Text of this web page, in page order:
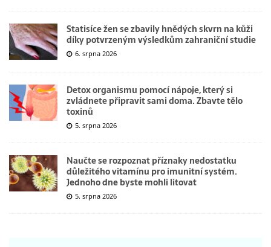
Statisíce žen se zbavily hnědých skvrn na kůži
díky potvrzeným výsledkům zahraniční studie
6. srpna 2026
Detox organismu pomocí nápoje, který si
zvládnete připravit sami doma. Zbavte tělo
toxinů
5. srpna 2026
Naučte se rozpoznat příznaky nedostatku
důležitého vitamínu pro imunitní systém.
Jednoho dne byste mohli litovat
5. srpna 2026